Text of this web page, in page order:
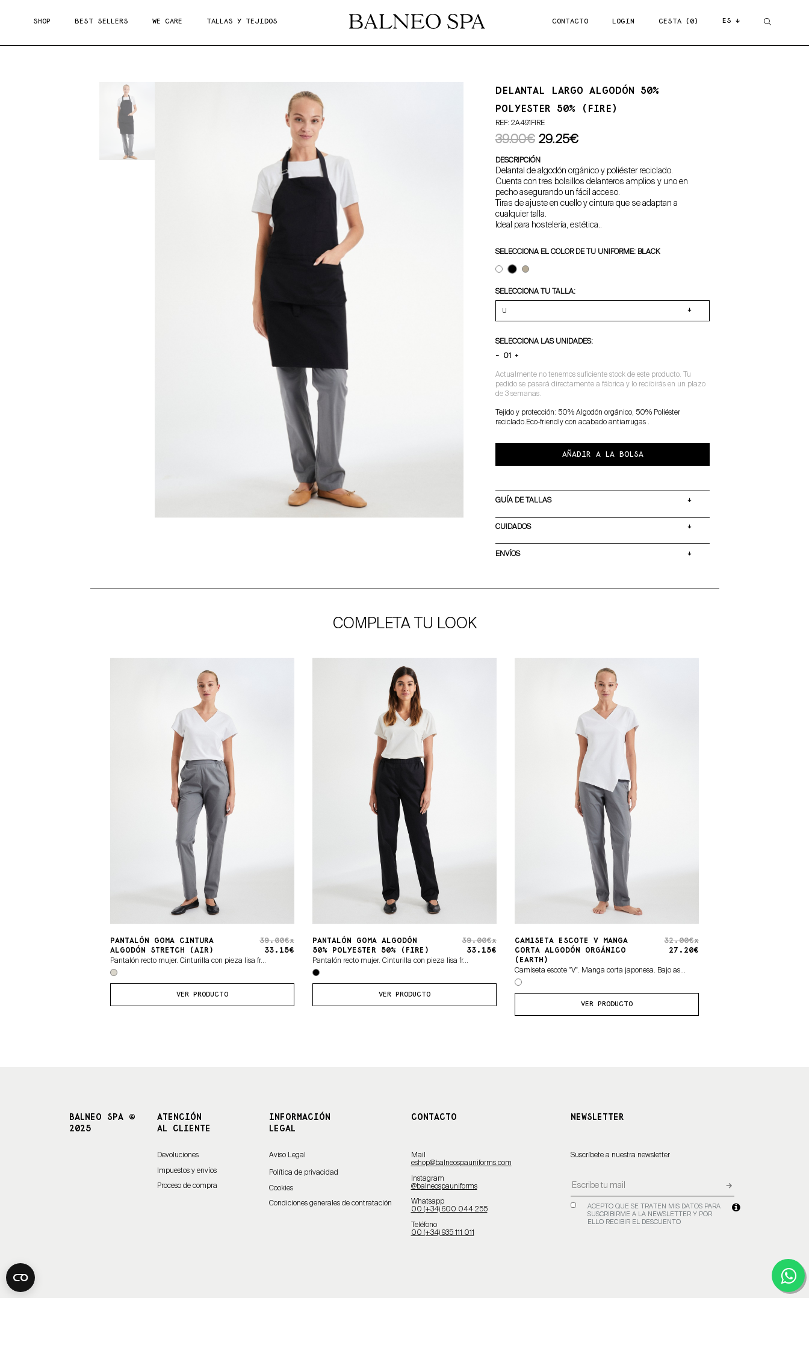
SHOP BEST SELLERS WE CARE TALLAS Y TEJIDOS CONTACTO LOGIN CESTA (0) ES ↓
DELANTAL LARGO ALGODÓN 50%
POLYESTER 50% (FIRE)
REF: 2A491FIRE
39.00€29.25€
DESCRIPCIÓN
Delantal de algodón orgánico y poliéster reciclado.
Cuenta con tres bolsillos delanteros amplios y uno en
pecho asegurando un fácil acceso.
Tiras de ajuste en cuello y cintura que se adaptan a
cualquier talla.
Ideal para hostelería, estética..
SELECCIONA EL COLOR DE TU UNIFORME: BLACK
SELECCIONA TU TALLA:
SELECCIONA LAS UNIDADES:
− +
Actualmente no tenemos suficiente stock de este producto. Tu
pedido se pasará directamente a fábrica y lo recibirás en un plazo
de 3 semanas.
Tejido y protección: 50% Algodón orgánico, 50% Poliéster
reciclado.Eco-friendly con acabado antiarrugas .
AÑADIR A LA BOLSA
GUÍA DE TALLAS
CUIDADOS
ENVÍOS
COMPLETA TU LOOK
PANTALÓN GOMA CINTURA
ALGODÓN STRETCH (AIR)
39.00€x
33.15€
Pantalón recto mujer. Cinturilla con pieza lisa fr...
VER PRODUCTO
PANTALÓN GOMA ALGODÓN
50% POLYESTER 50% (FIRE)
39.00€x
33.15€
Pantalón recto mujer. Cinturilla con pieza lisa fr...
VER PRODUCTO
CAMISETA ESCOTE V MANGA
CORTA ALGODÓN ORGÁNICO
(EARTH)
32.00€x
27.20€
Camiseta escote "V". Manga corta japonesa. Bajo as...
VER PRODUCTO
BALNEO SPA ©
2025
ATENCIÓN
AL CLIENTE
Devoluciones
Impuestos y envíos
Proceso de compra
INFORMACIÓN
LEGAL
Aviso Legal
Política de privacidad
Cookies
Condiciones generales de contratación
CONTACTO
Mail
eshop@balneospauniforms.com
Instagram
@balneospauniforms
Whatsapp
00 (+34) 600 044 255
Teléfono
00 (+34) 935 111 011
NEWSLETTER
Suscríbete a nuestra newsletter
ACEPTO QUE SE TRATEN MIS DATOS PARA
SUSCRIBIRME A LA NEWSLETTER Y POR
ELLO RECIBIR EL DESCUENTO